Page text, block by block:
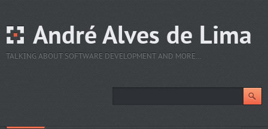
André Alves de Lima
TALKING ABOUT SOFTWARE DEVELOPMENT AND MORE…